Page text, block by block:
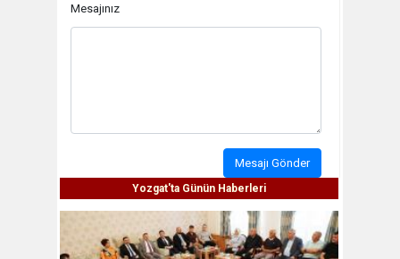
Mesajınız
Mesajı Gönder
Yozgat'ta Günün Haberleri